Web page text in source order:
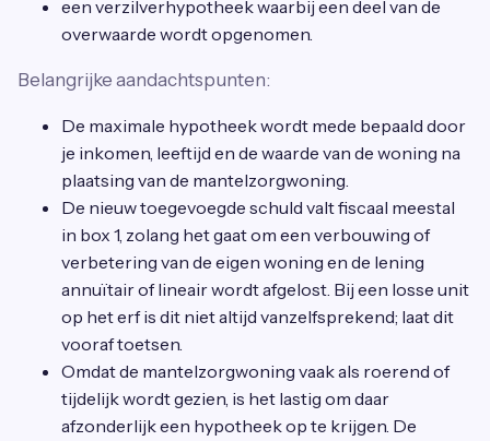
een verzilverhypotheek waarbij een deel van de
overwaarde wordt opgenomen.
Belangrijke aandachtspunten:
De maximale hypotheek wordt mede bepaald door
je inkomen, leeftijd en de waarde van de woning na
plaatsing van de mantelzorgwoning.
De nieuw toegevoegde schuld valt fiscaal meestal
in box 1, zolang het gaat om een verbouwing of
verbetering van de eigen woning en de lening
annuïtair of lineair wordt afgelost. Bij een losse unit
op het erf is dit niet altijd vanzelfsprekend; laat dit
vooraf toetsen.
Omdat de mantelzorgwoning vaak als roerend of
tijdelijk wordt gezien, is het lastig om daar
afzonderlijk een hypotheek op te krijgen. De